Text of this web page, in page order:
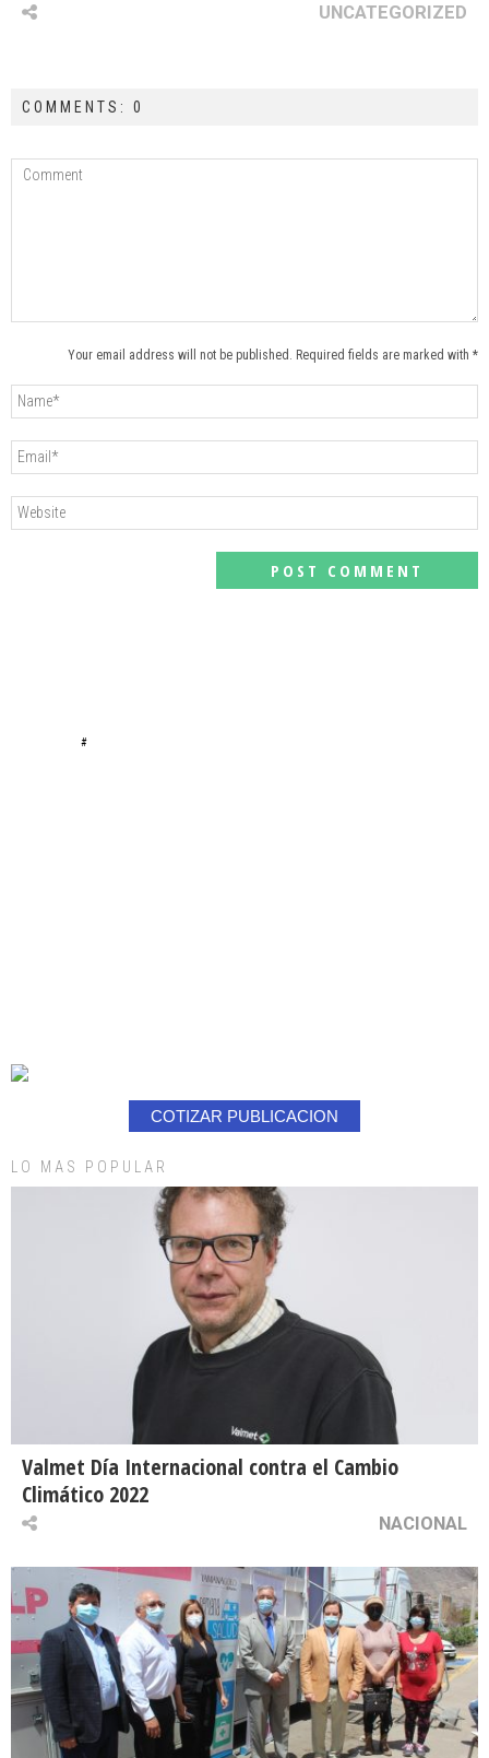
UNCATEGORIZED
COMMENTS: 0
Your email address will not be published. Required fields are marked with *
#
COTIZAR PUBLICACION
LO MAS POPULAR
Valmet Día Internacional contra el Cambio
Climático 2022
NACIONAL